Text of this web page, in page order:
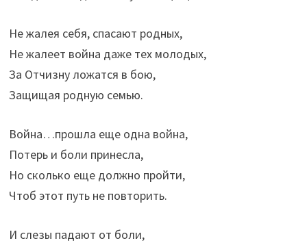
Не жалея себя, спасают родных,
Не жалеет война даже тех молодых,
За Отчизну ложатся в бою,
Защищая родную семью.
Война…прошла еще одна война,
Потерь и боли принесла,
Но сколько еще должно пройти,
Чтоб этот путь не повторить.
И слезы падают от боли,